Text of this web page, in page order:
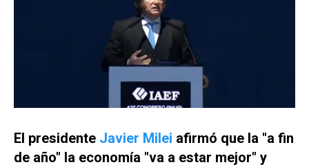
El presidente Javier Milei afirmó que la "a fin
de año" la economía "va a estar mejor" y